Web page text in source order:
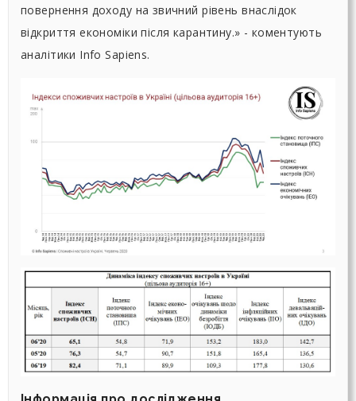
повернення доходу на звичний рівень внаслідок
відкриття економіки після карантину.» - коментують
аналітики Info Sapiens.